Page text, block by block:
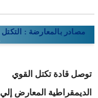
مصادر بالمعارضة :
توصل قادة تكتل القوي
الديمقراطية المعارض إلي